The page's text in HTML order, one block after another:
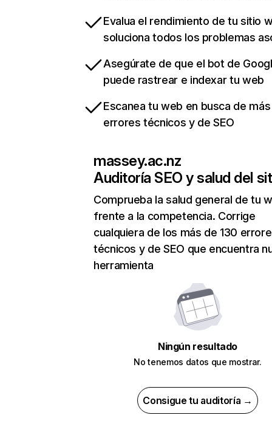
Evalua el rendimiento de tu sitio
soluciona todos los problemas
Asegúrate de que el bot de
puede rastrear e indexar tu web
Escanea tu web en busca de
errores técnicos y de SEO
massey.ac.nz
Auditoría SEO y salud del
Comprueba la salud general de tu
frente a la competencia. Corrige
cualquiera de los más de 130
técnicos y de SEO que encuentra
herramienta
Ningún resultado
No tenemos datos que mostrar.
Consigue tu auditoría →